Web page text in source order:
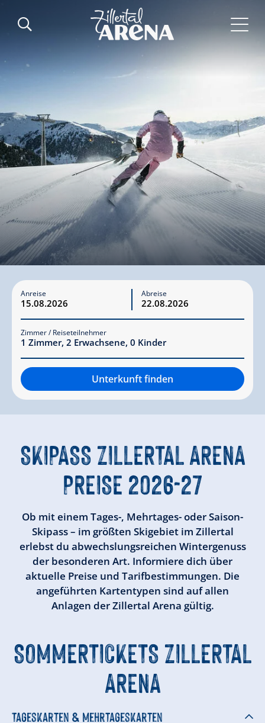
Anreise Abreise
Zimmer / Reiseteilnehmer
1 Zimmer, 2 Erwachsene, 0 Kinder
Unterkunft finden
SKIPASS ZILLERTAL ARENA
PREISE 2026-27
Ob mit einem Tages-, Mehrtages- oder Saison-
Skipass – im größten Skigebiet im Zillertal
erlebst du abwechslungsreichen Wintergenuss
der besonderen Art. Informiere dich über
aktuelle Preise und Tarifbestimmungen. Die
angeführten Kartentypen sind auf allen
Anlagen der Zillertal Arena gültig.
SOMMERTICKETS ZILLERTAL
ARENA
Tageskarten & Mehrtageskarten